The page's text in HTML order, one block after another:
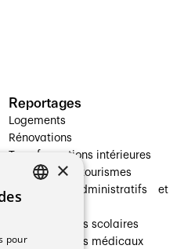
Reportages
Logements
Rénovations
Transformations intérieures
Hôtelleries et tourismes
Bâtiments administratifs et
Établissements scolaires
Établissements médicaux
×
pour